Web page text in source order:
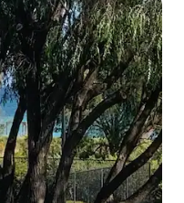
appréciés